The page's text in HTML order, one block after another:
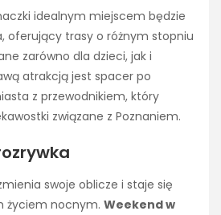
idealnym miejscem będzie
oferujący trasy o różnym stopniu
zarówno dla dzieci, jak i
atrakcją jest spacer po
z przewodnikiem, który
związane z Poznaniem.
swoje oblicze i staje się
życiem nocnym. Weekend w